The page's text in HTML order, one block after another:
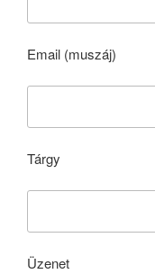
Email (muszáj)
Tárgy
Üzenet